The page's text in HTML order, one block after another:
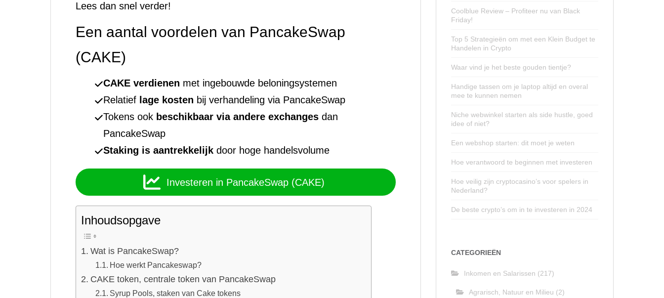
Lees dan snel verder!
Een aantal voordelen van PancakeSwap
(CAKE)
CAKE verdienen met ingebouwde beloningsystemen
Relatief lage kosten bij verhandeling via PancakeSwap
Tokens ook beschikbaar via andere exchanges dan
PancakeSwap
Staking is aantrekkelijk door hoge handelsvolume
Investeren in PancakeSwap (CAKE)
Inhoudsopgave
Wat is PancakeSwap?
Hoe werkt Pancakeswap?
CAKE token, centrale token van PancakeSwap
Syrup Pools, staken van Cake tokens
Coolblue Review – Profiteer nu van Black
Friday!
Top 5 Strategieën om met een Klein Budget te
Handelen in Crypto
Waar vind je het beste gouden tientje?
Handige tassen om je laptop altijd en overal
mee te kunnen nemen
Niche webwinkel starten als side hustle, goed
idee of niet?
Een webshop starten: dit moet je weten
Hoe verantwoord te beginnen met investeren
Hoe veilig zijn cryptocasino’s voor spelers in
Nederland?
De beste crypto’s om in te investeren in 2024
CATEGORIEËN
Inkomen en Salarissen (217)
Agrarisch, Natuur en Milieu (2)